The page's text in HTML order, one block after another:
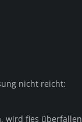
nicht reicht:
fies